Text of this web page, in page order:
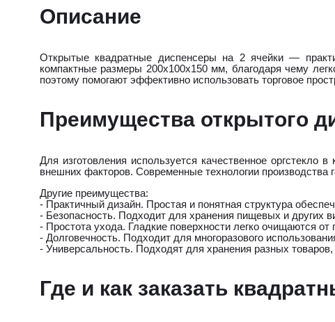
Описание
Открытые квадратные диспенсеры на 2 ячейки —
компактные размеры 200x100x150 мм, благодаря чему
поэтому помогают эффективно использовать торговое
Преимущества открытого
Для изготовления используется качественное
внешних факторов. Современные технологии производства
Другие преимущества:
- Практичный дизайн. Простая и понятная структура
- Безопасность. Подходит для хранения пищевых и других
- Простота ухода. Гладкие поверхности легко очищаются от
- Долговечность. Подходит для многоразового
- Универсальность. Подходят для хранения разных
Где и как заказать